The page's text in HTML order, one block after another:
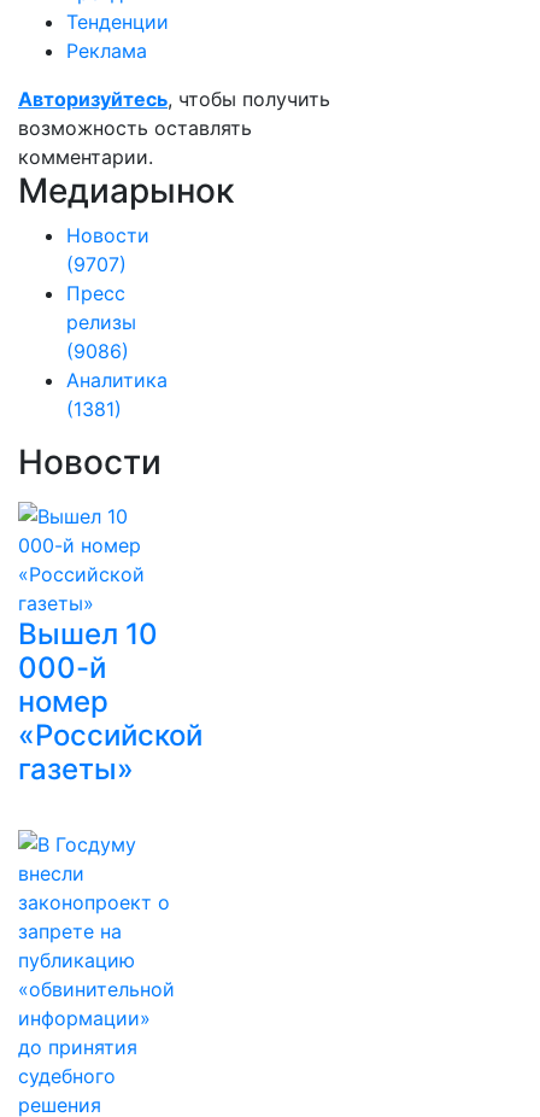
Тенденции
Реклама
Авторизуйтесь, чтобы получить
возможность оставлять
комментарии.
Медиарынок
Новости
(9707)
Пресс
релизы
(9086)
Аналитика
(1381)
Новости
Вышел 10
000-й
номер
«Российской
газеты»